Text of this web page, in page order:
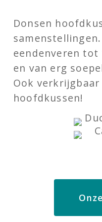
Donsen
samenstellingen.
eendenveren tot
en van erg
Ook
hoofdkussen!